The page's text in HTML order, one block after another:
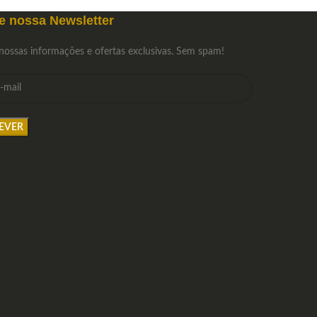
nossa Newsletter
informações e ofertas exclusivas. Sem spam!